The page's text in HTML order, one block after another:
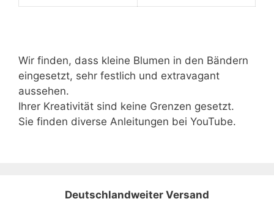
Wir finden, dass kleine Blumen in den Bändern
eingesetzt, sehr festlich und extravagant
aussehen.
Ihrer Kreativität sind keine Grenzen gesetzt.
Sie finden diverse Anleitungen bei YouTube.
Deutschlandweiter Versand